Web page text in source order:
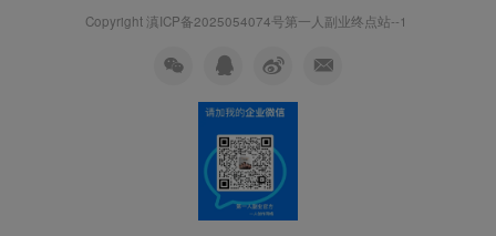
Copyright 滇ICP备2025054074号第一人副业终点站--1